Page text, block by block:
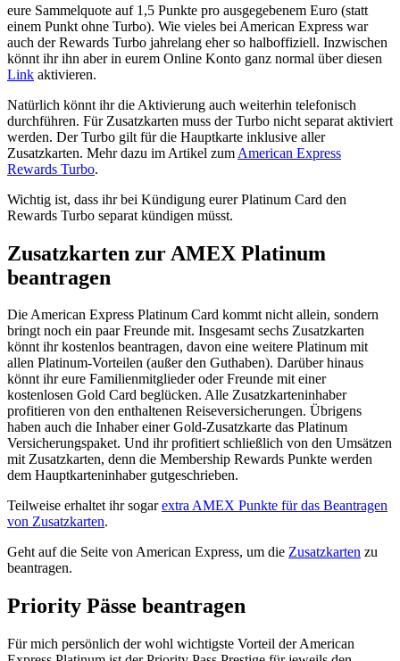
eure Sammelquote auf 1,5 Punkte pro ausgegebenem Euro (statt
einem Punkt ohne Turbo). Wie vieles bei American Express war
auch der Rewards Turbo jahrelang eher so halboffiziell. Inzwischen
könnt ihr ihn aber in eurem Online Konto ganz normal über diesen
Link aktivieren.
Natürlich könnt ihr die Aktivierung auch weiterhin telefonisch
durchführen. Für Zusatzkarten muss der Turbo nicht separat aktiviert
werden. Der Turbo gilt für die Hauptkarte inklusive aller
Zusatzkarten. Mehr dazu im Artikel zum American Express
Rewards Turbo.
Wichtig ist, dass ihr bei Kündigung eurer Platinum Card den
Rewards Turbo separat kündigen müsst.
Zusatzkarten zur AMEX Platinum
beantragen
Die American Express Platinum Card kommt nicht allein, sondern
bringt noch ein paar Freunde mit. Insgesamt sechs Zusatzkarten
könnt ihr kostenlos beantragen, davon eine weitere Platinum mit
allen Platinum-Vorteilen (außer den Guthaben). Darüber hinaus
könnt ihr eure Familienmitglieder oder Freunde mit einer
kostenlosen Gold Card beglücken. Alle Zusatzkarteninhaber
profitieren von den enthaltenen Reiseversicherungen. Übrigens
haben auch die Inhaber einer Gold-Zusatzkarte das Platinum
Versicherungspaket. Und ihr profitiert schließlich von den Umsätzen
mit Zusatzkarten, denn die Membership Rewards Punkte werden
dem Hauptkarteninhaber gutgeschrieben.
Teilweise erhaltet ihr sogarextra AMEX Punkte für das Beantragen
von Zusatzkarten.
Geht auf die Seite von American Express, um die Zusatzkarten zu
beantragen.
Priority Pässe beantragen
Für mich persönlich der wohl wichtigste Vorteil der American